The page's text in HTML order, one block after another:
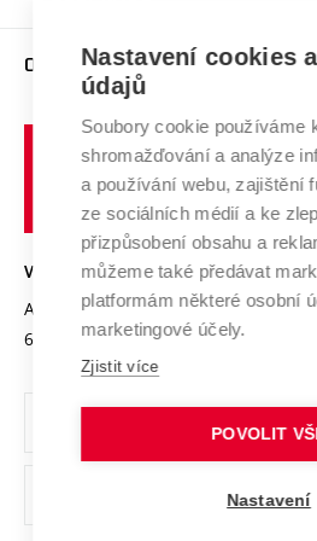
E-přihláška
Závěrečné práce
Doktorské studium
Studium bez bariér
Podpora podnikání
Mezinárodní vědecká rada
Systém zajišťování kvality výzkumu
Výzkumné infrastruktury
Transfer znalostí
Open Science
Projekty
Projekty ze strukturálních fondů
Specifický výzkum
Firemní spolupráce
Zahraniční spolupráce
Spolupráce se školami
Mezinárodní dohody
Univerzitní sítě
O UNIVERZITĚ
Profil univerzity
Udržitelná univerzita
Podnikavá univerzita / ContriBUTe
Bezpečná univerzita
Vyznamenání
Organizační struktura
Ochrana osobních údajů
odkaz)
VYSOKÉ UČENÍ TECHNICKÉ V BRNĚ
Antonínská 548/1
602 00 Brno
www.vut.cz
vut@vutbr.cz
Nastavení cookies
údajů
Soubory cookie používáme
shromažďování a analýze
a používání webu, zajištění
ze sociálních médií a ke
přizpůsobení obsahu a
můžeme také předávat
platformám některé osobní
marketingové účely.
Zjistit více
POVOLIT
Nastavení